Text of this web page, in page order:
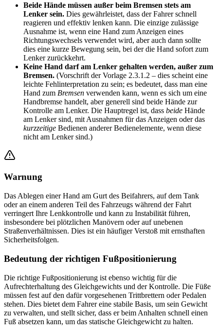
Beide Hände müssen außer beim Bremsen stets am
Lenker sein. Dies gewährleistet, dass der Fahrer schnell
reagieren und effektiv lenken kann. Die einzige zulässige
Ausnahme ist, wenn eine Hand zum Anzeigen eines
Richtungswechsels verwendet wird, aber auch dann sollte
dies eine kurze Bewegung sein, bei der die Hand sofort zum
Lenker zurückkehrt.
Keine Hand darf am Lenker gehalten werden, außer zum
Bremsen. (Vorschrift der Vorlage 2.3.1.2 – dies scheint eine
leichte Fehlinterpretation zu sein; es bedeutet, dass man eine
Hand zum Bremsen verwenden kann, wenn es sich um eine
Handbremse handelt, aber generell sind beide Hände zur
Kontrolle am Lenker. Die Hauptregel ist, dass beide Hände
am Lenker sind, mit Ausnahmen für das Anzeigen oder das
kurzzeitige Bedienen anderer Bedienelemente, wenn diese
nicht am Lenker sind.)
Warnung
Das Ablegen einer Hand am Gurt des Beifahrers, auf dem Tank
oder an einem anderen Teil des Fahrzeugs während der Fahrt
verringert Ihre Lenkkontrolle und kann zu Instabilität führen,
insbesondere bei plötzlichen Manövern oder auf unebenen
Straßenverhältnissen. Dies ist ein häufiger Verstoß mit ernsthaften
Sicherheitsfolgen.
Bedeutung der richtigen Fußpositionierung
Die richtige Fußpositionierung ist ebenso wichtig für die
Aufrechterhaltung des Gleichgewichts und der Kontrolle. Die Füße
müssen fest auf den dafür vorgesehenen Trittbrettern oder Pedalen
stehen. Dies bietet dem Fahrer eine stabile Basis, um sein Gewicht
zu verwalten, und stellt sicher, dass er beim Anhalten schnell einen
Fuß absetzen kann, um das statische Gleichgewicht zu halten.